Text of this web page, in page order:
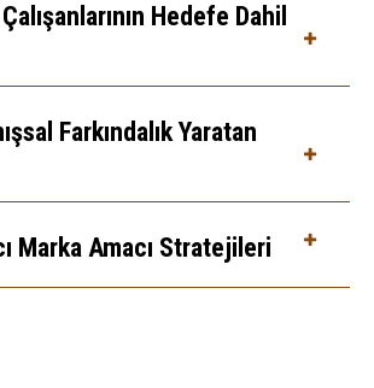
Hedefe Dahil
Farkındalık Yaratan
Marka Amacı Stratejileri